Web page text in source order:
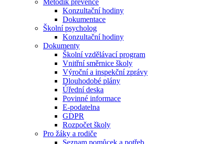
Metodik prevence
Konzultační hodiny
Dokumentace
Školní psycholog
Konzultační hodiny
Dokumenty
Školní vzdělávací program
Vnitřní směrnice školy
Výroční a inspekční zprávy
Dlouhodobé plány
Úřední deska
Povinné informace
E-podatelna
GDPR
Rozpočet školy
Pro žáky a rodiče
Seznam pomůcek a potřeb